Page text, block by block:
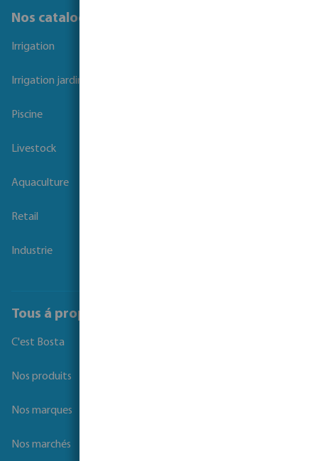
Nos catalogues
Irrigation
Irrigation jardins et parcs
Piscine
Livestock
Aquaculture
Retail
Industrie
Tous á propos de Bosta
C'est Bosta
Nos produits
Nos marques
Nos marchés